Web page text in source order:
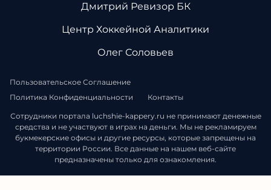
Дмитрий Ревизор БК
Центр Хоккейной Аналитики
Олег Соловьев
Пользовательское Соглашение
Политика Конфиденциальности
Контакты
Сотрудники портала luchshie-kappery.ru не принимают денежные
средства и не участвуют в играх на деньги. Мы не рекламируем
букмекерские офисы и другие ресурсы, которые запрещены на
территории России. Все данные на нашем веб-сайте
предназначены только для ознакомления.